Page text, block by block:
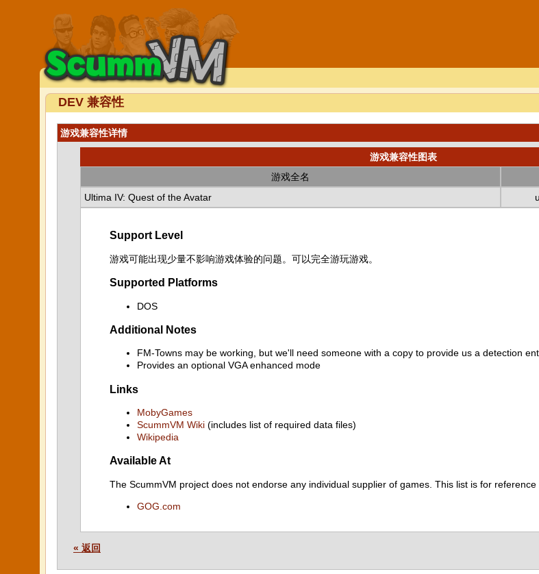
DEV 兼容性
游戏兼容性详情
游戏兼容性图表
游戏全名
Ultima IV: Quest of the Avatar
Support Level
游戏可能出现少量不影响游戏体验的问题。可以完全游玩游戏。
Supported Platforms
DOS
Additional Notes
FM-Towns may be working, but we'll need someone with a copy to provide us a detection
Provides an optional VGA enhanced mode
Links
MobyGames
ScummVM Wiki (includes list of required data files)
Wikipedia
Available At
The ScummVM project does not endorse any individual supplier of games. This list is for reference
GOG.com
« 返回